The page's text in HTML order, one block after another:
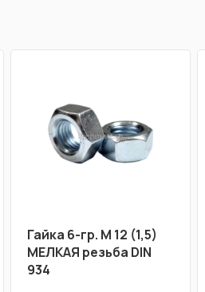
Гайка 6-гр. М 12 (1,5)
МЕЛКАЯ резьба DIN
934